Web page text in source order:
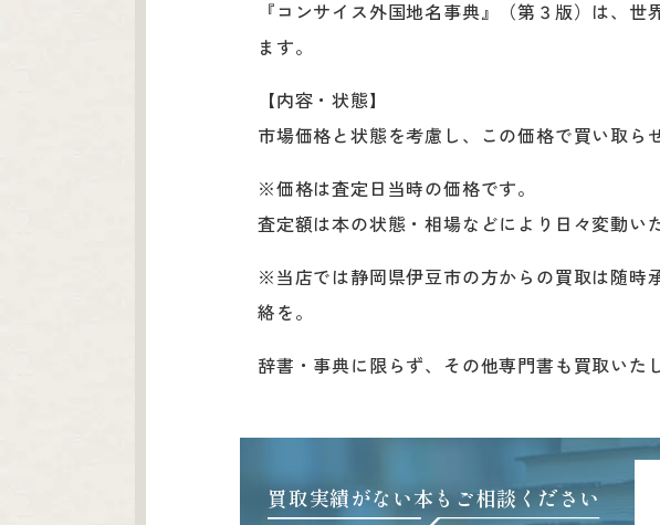
『コンサイス外国地名事典』（第３版）は、
ます。
【内容・状態】
市場価格と状態を考慮し、この価格で買い取ら
※価格は査定日当時の価格です。
査定額は本の状態・相場などにより日々変動
※当店では静岡県伊豆市の方からの買取は随時
絡を。
辞書・事典に限らず、その他専門書も買取いた
買取実績がない本もご相談ください